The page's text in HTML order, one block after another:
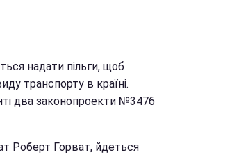
надати пільги, щоб
транспорту в країні.
два законопроекти №3476
Роберт Горват, йдеться